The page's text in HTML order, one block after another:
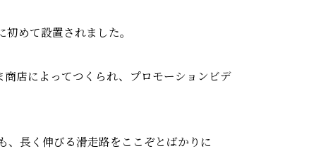
めて設置されました。
店によってつくられ、プロモーションビデ
、長く伸びる滑走路をここぞとばかりに